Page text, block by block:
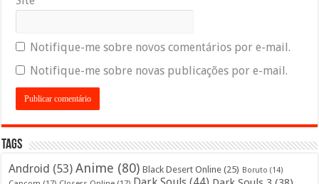
Notifique-me sobre novos comentários por e-mail.
Notifique-me sobre novas publicações por e-mail.
Tags
Android (53) Anime (80) Black Desert Online (25) Boruto (14)